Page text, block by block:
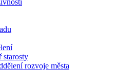
starosty
rozvoje města